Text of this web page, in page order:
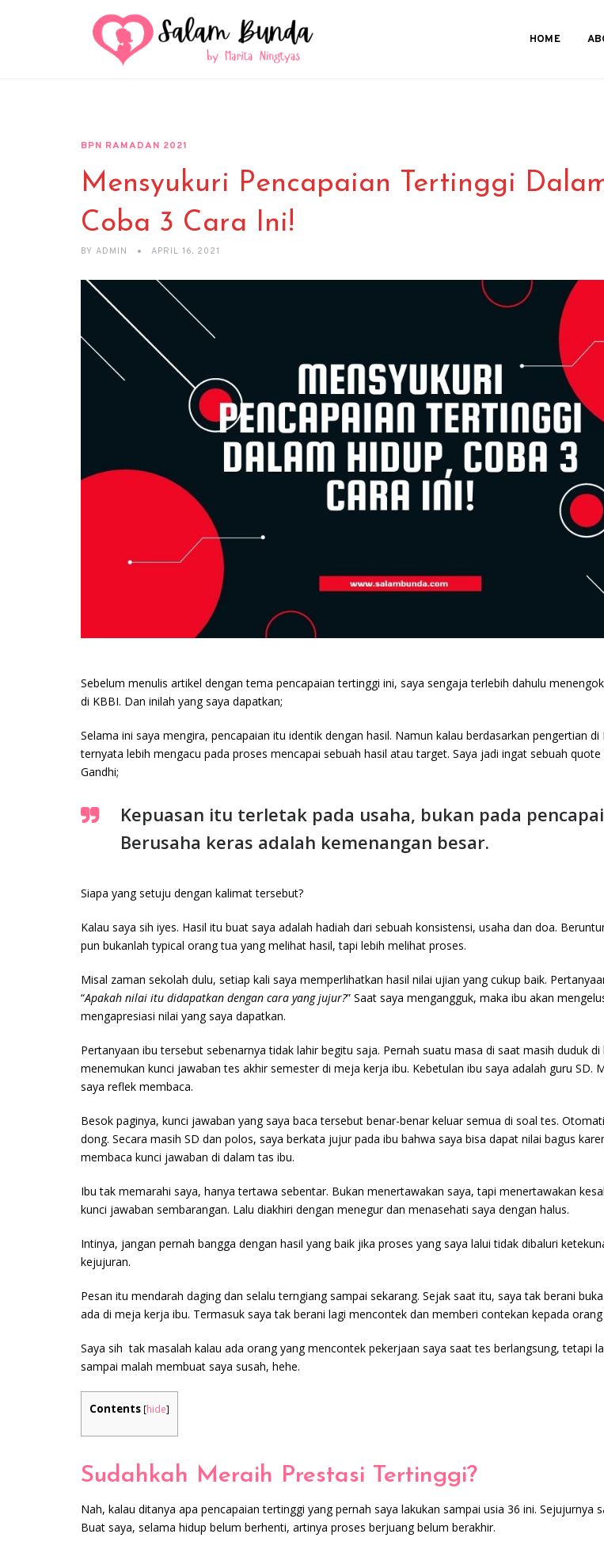
HOME
BPN RAMADAN 2021
Mensyukuri Pencapaian Tertinggi
Coba 3 Cara Ini!
BY ADMIN APRIL 16, 2021
Sebelum menulis artikel dengan tema pencapaian tertinggi ini, saya sengaja terlebih dahulu
di KBBI. Dan inilah yang saya dapatkan;
Selama ini saya mengira, pencapaian itu identik dengan hasil. Namun kalau berdasarkan pengertian di
ternyata lebih mengacu pada proses mencapai sebuah hasil atau target. Saya jadi ingat sebuah
Gandhi;
Kepuasan itu terletak pada usaha, bukan pada
Berusaha keras adalah kemenangan besar.
Siapa yang setuju dengan kalimat tersebut?
Kalau saya sih iyes. Hasil itu buat saya adalah hadiah dari sebuah konsistensi, usaha dan doa.
pun bukanlah typical orang tua yang melihat hasil, tapi lebih melihat proses.
Misal zaman sekolah dulu, setiap kali saya memperlihatkan hasil nilai ujian yang cukup baik.
“Apakah nilai itu didapatkan dengan cara yang jujur?” Saat saya mengangguk, maka ibu akan
mengapresiasi nilai yang saya dapatkan.
Pertanyaan ibu tersebut sebenarnya tidak lahir begitu saja. Pernah suatu masa di saat masih duduk di
menemukan kunci jawaban tes akhir semester di meja kerja ibu. Kebetulan ibu saya adalah guru SD.
saya reflek membaca.
Besok paginya, kunci jawaban yang saya baca tersebut benar-benar keluar semua di soal tes.
dong. Secara masih SD dan polos, saya berkata jujur pada ibu bahwa saya bisa dapat nilai bagus
membaca kunci jawaban di dalam tas ibu.
Ibu tak memarahi saya, hanya tertawa sebentar. Bukan menertawakan saya, tapi menertawakan
kunci jawaban sembarangan. Lalu diakhiri dengan menegur dan menasehati saya dengan halus.
Intinya, jangan pernah bangga dengan hasil yang baik jika proses yang saya lalui tidak dibaluri
kejujuran.
Pesan itu mendarah daging dan selalu terngiang sampai sekarang. Sejak saat itu, saya tak berani
ada di meja kerja ibu. Termasuk saya tak berani lagi mencontek dan memberi contekan kepada orang
Saya sih tak masalah kalau ada orang yang mencontek pekerjaan saya saat tes berlangsung, tetapi
sampai malah membuat saya susah, hehe.
Contents [hide]
Sudahkah Meraih Prestasi Tertinggi?
Nah, kalau ditanya apa pencapaian tertinggi yang pernah saya lakukan sampai usia 36 ini. Sejujurnya
Buat saya, selama hidup belum berhenti, artinya proses berjuang belum berakhir.